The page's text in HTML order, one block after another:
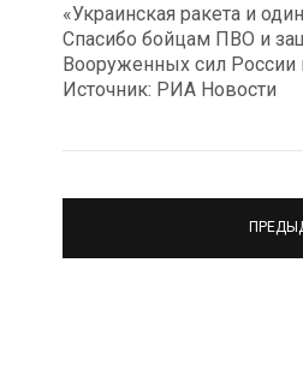
«Украинская ракета и
Спасибо бойцам ПВО и
Вооруженных сил России
Источник: РИА Новости